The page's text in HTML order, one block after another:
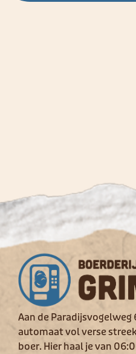
Aan de Paradijsvogelweg
automaat vol verse
boer. Hier haal je van